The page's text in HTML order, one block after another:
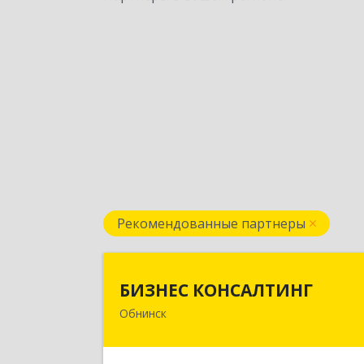
Рекомендованные партнеры
БИЗНЕС КОНСАЛТИНГ
Обнинск249032, Калужская обл, Обнинск г,